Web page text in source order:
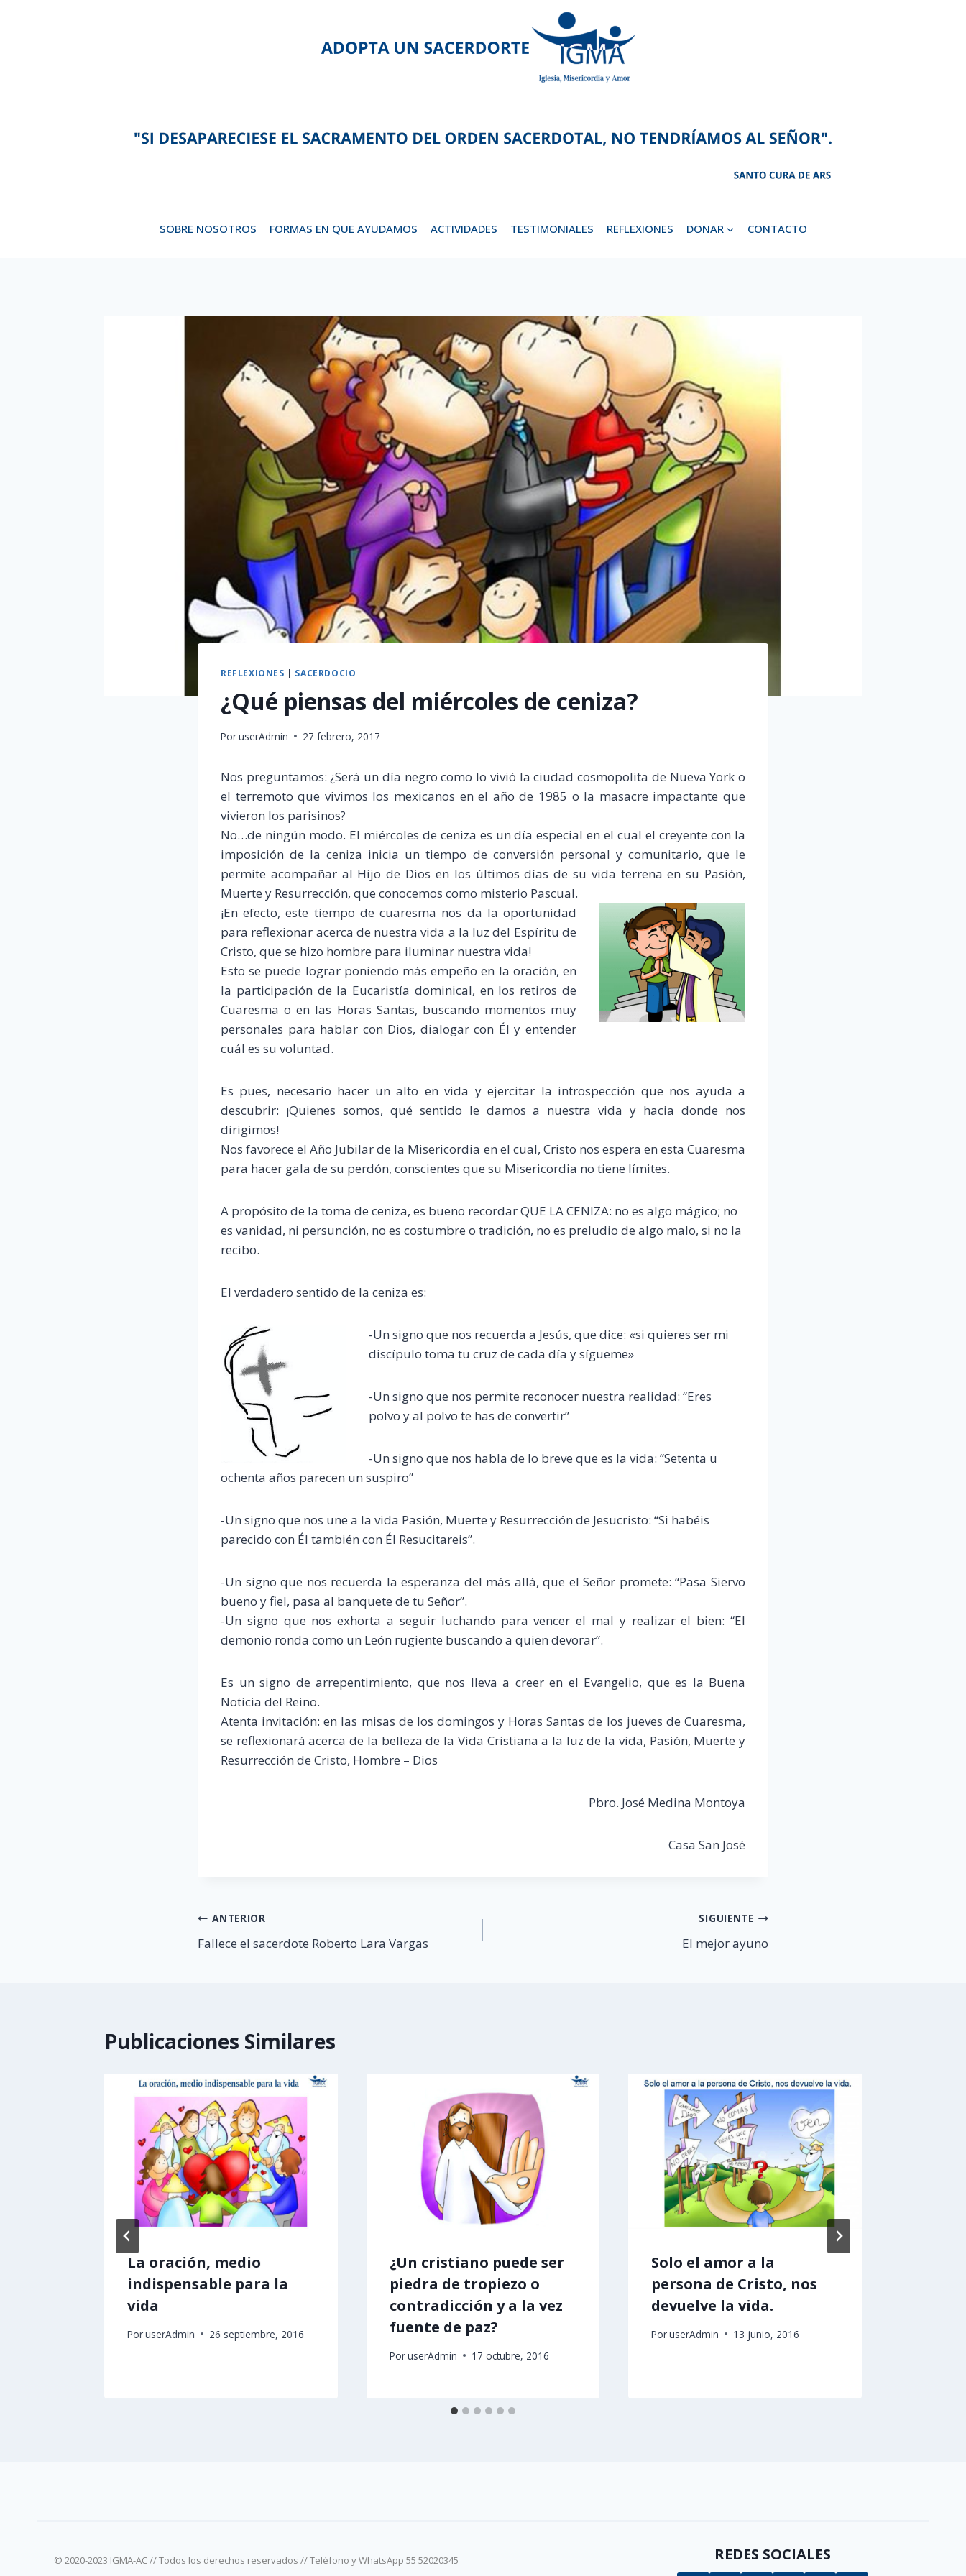
SOBRE NOSOTROS FORMAS EN QUE AYUDAMOS ACTIVIDADES TESTIMONIALES REFLEXIONES DONAR CONTACTO
REFLEXIONES | SACERDOCIO
¿Qué piensas del miércoles de ceniza?
PoruserAdmin 27 febrero, 2017
Nos preguntamos: ¿Será un día negro como lo vivió la ciudad cosmopolita de Nueva York o
el terremoto que vivimos los mexicanos en el año de 1985 o la masacre impactante que
vivieron los parisinos?
No…de ningún modo. El miércoles de ceniza es un día especial en el cual el creyente con la
imposición de la ceniza inicia un tiempo de conversión personal y comunitario, que le
permite acompañar al Hijo de Dios en los últimos días de su vida terrena en su Pasión,
Muerte y Resurrección, que conocemos como misterio Pascual.
¡En efecto, este tiempo de cuaresma nos da la oportunidad
para reflexionar acerca de nuestra vida a la luz del Espíritu de
Cristo, que se hizo hombre para iluminar nuestra vida!
Esto se puede lograr poniendo más empeño en la oración, en
la participación de la Eucaristía dominical, en los retiros de
Cuaresma o en las Horas Santas, buscando momentos muy
personales para hablar con Dios, dialogar con Él y entender
cuál es su voluntad.
Es pues, necesario hacer un alto en vida y ejercitar la introspección que nos ayuda a
descubrir: ¡Quienes somos, qué sentido le damos a nuestra vida y hacia donde nos
dirigimos!
Nos favorece el Año Jubilar de la Misericordia en el cual, Cristo nos espera en esta Cuaresma
para hacer gala de su perdón, conscientes que su Misericordia no tiene límites.
A propósito de la toma de ceniza, es bueno recordar QUE LA CENIZA: no es algo mágico; no
es vanidad, ni persunción, no es costumbre o tradición, no es preludio de algo malo, si no la
recibo.
El verdadero sentido de la ceniza es:
-Un signo que nos recuerda a Jesús, que dice: «si quieres ser mi
discípulo toma tu cruz de cada día y sígueme»
-Un signo que nos permite reconocer nuestra realidad: “Eres
polvo y al polvo te has de convertir”
-Un signo que nos habla de lo breve que es la vida: “Setenta u
ochenta años parecen un suspiro”
-Un signo que nos une a la vida Pasión, Muerte y Resurrección de Jesucristo: “Si habéis
parecido con Él también con Él Resucitareis”.
-Un signo que nos recuerda la esperanza del más allá, que el Señor promete: “Pasa Siervo
bueno y fiel, pasa al banquete de tu Señor”.
-Un signo que nos exhorta a seguir luchando para vencer el mal y realizar el bien: “El
demonio ronda como un León rugiente buscando a quien devorar”.
Es un signo de arrepentimiento, que nos lleva a creer en el Evangelio, que es la Buena
Noticia del Reino.
Atenta invitación: en las misas de los domingos y Horas Santas de los jueves de Cuaresma,
se reflexionará acerca de la belleza de la Vida Cristiana a la luz de la vida, Pasión, Muerte y
Resurrección de Cristo, Hombre – Dios
Pbro. José Medina Montoya
Casa San José
Navegación
de
ANTERIOR
Fallece el sacerdote Roberto Lara Vargas
SIGUIENTE
El mejor ayuno
Publicaciones Similares
La oración, medio
indispensable para la
vida
PoruserAdmin 26 septiembre, 2016
¿Un cristiano puede ser
piedra de tropiezo o
contradicción y a la vez
fuente de paz?
PoruserAdmin 17 octubre, 2016
Solo el amor a la
persona de Cristo, nos
devuelve la vida.
PoruserAdmin 13 junio, 2016
© 2020-2023 IGMA-AC // Todos los derechos reservados // Teléfono y WhatsApp 55 52020345 REDES SOCIALES